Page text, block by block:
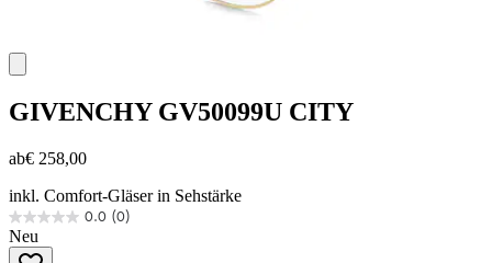
GIVENCHY GV50099U CITY
ab€ 258,00
inkl. Comfort-Gläser in Sehstärke
0.0 (0)
0.0
von
Neu